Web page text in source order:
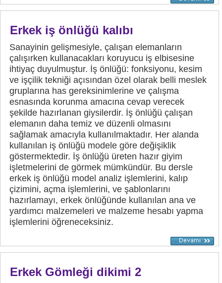
Erkek iş önlüğü kalıbı
Sanayinin gelişmesiyle, çalışan elemanların
çalışırken kullanacakları koruyucu iş elbisesine
ihtiyaç duyulmuştur. İş önlüğü: fonksiyonu, kesim
ve işçilik tekniği açısından özel olarak belli meslek
gruplarına has gereksinimlerine ve çalışma
esnasında korunma amacına cevap verecek
şekilde hazırlanan giysilerdir. İş önlüğü çalışan
elemanın daha temiz ve düzenli olmasını
sağlamak amacıyla kullanılmaktadır. Her alanda
kullanılan iş önlüğü modele göre değişiklik
göstermektedir. İş önlüğü üreten hazır giyim
işletmelerini de görmek mümkündür. Bu dersle
erkek iş önlüğü model analiz işlemlerini, kalıp
çizimini, açma işlemlerini, ve şablonlarını
hazırlamayı, erkek önlüğünde kullanılan ana ve
yardımcı malzemeleri ve malzeme hesabı yapma
işlemlerini öğreneceksiniz.
Erkek Gömleği dikimi 2